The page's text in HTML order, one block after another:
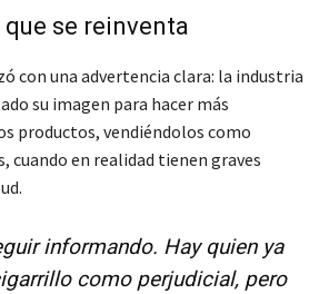
se reinventa
con una advertencia clara: la industria
su imagen para hacer más
productos, vendiéndolos como
cuando en realidad tienen graves
informando. Hay quien ya
como perjudicial, pero